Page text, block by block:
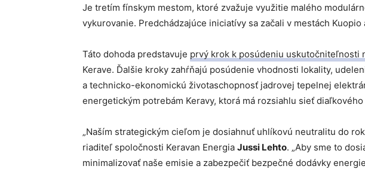
Je tretím fínskym mestom, ktoré zvažuje využitie malého
vykurovanie. Predchádzajúce iniciatívy sa začali v mestách Kuopio
Táto dohoda predstavuje prvý krok k posúdeniu uskutočniteľnosti
Kerave. Ďalšie kroky zahŕňajú posúdenie vhodnosti lokality,
a technicko-ekonomickú životaschopnosť jadrovej tepelnej
energetickým potrebám Keravy, ktorá má rozsiahlu sieť
„Naším strategickým cieľom je dosiahnuť uhlíkovú neutralitu do
riaditeľ spoločnosti Keravan Energia Jussi Lehto. „Aby sme to
minimalizovať naše emisie a zabezpečiť bezpečné dodávky